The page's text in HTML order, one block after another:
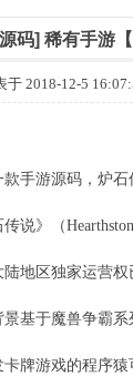
›
码] 稀有手游
于 2018-12-5
手游源码，炉石
传说》（
地区独家运营权
景基于魔兽争霸系
牌游戏的程序猿